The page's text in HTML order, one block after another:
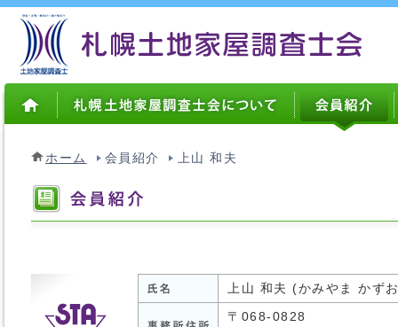
ホーム 会員紹介 上山 和夫
上山 和夫 (かみやま かず
〒068-0828